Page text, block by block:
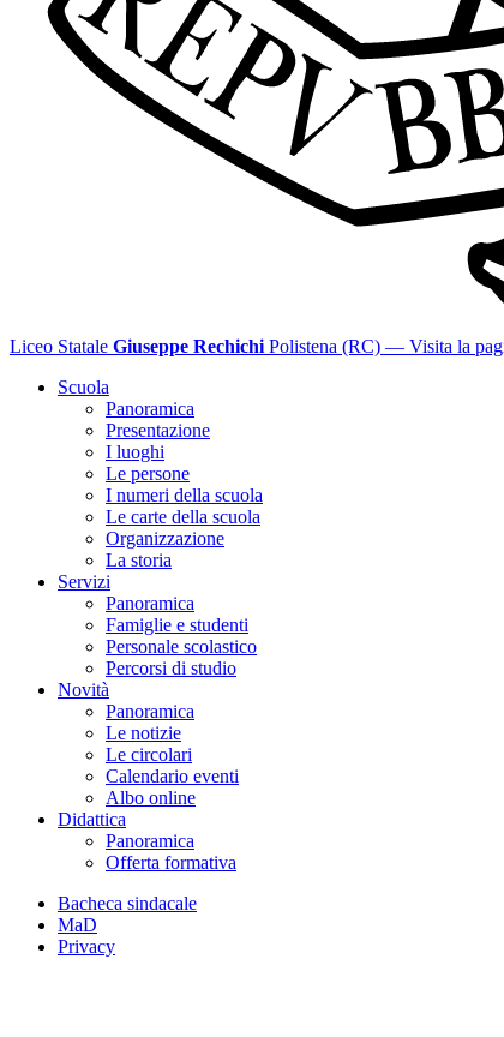
Liceo Statale Giuseppe Rechichi Polistena (RC) — Visita la
Scuola
Panoramica
Presentazione
I luoghi
Le persone
I numeri della scuola
Le carte della scuola
Organizzazione
La storia
Servizi
Panoramica
Famiglie e studenti
Personale scolastico
Percorsi di studio
Novità
Panoramica
Le notizie
Le circolari
Calendario eventi
Albo online
Didattica
Panoramica
Offerta formativa
Bacheca sindacale
MaD
Privacy